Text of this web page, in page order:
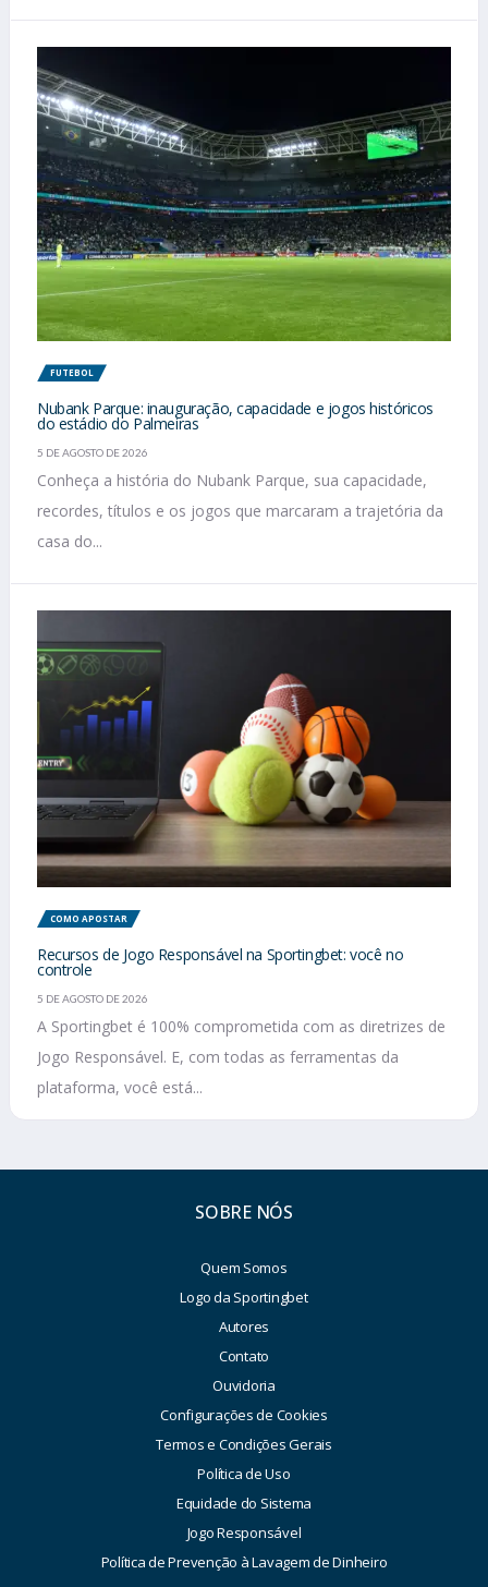
FUTEBOL
Nubank Parque: inauguração, capacidade e jogos históricos
do estádio do Palmeiras
5 DE AGOSTO DE 2026
Conheça a história do Nubank Parque, sua capacidade,
recordes, títulos e os jogos que marcaram a trajetória da
casa do...
COMO APOSTAR
Recursos de Jogo Responsável na Sportingbet: você no
controle
5 DE AGOSTO DE 2026
A Sportingbet é 100% comprometida com as diretrizes de
Jogo Responsável. E, com todas as ferramentas da
plataforma, você está...
SOBRE NÓS
Quem Somos
Logo da Sportingbet
Autores
Contato
Ouvidoria
Configurações de Cookies
Termos e Condições Gerais
Política de Uso
Equidade do Sistema
Jogo Responsável
Política de Prevenção à Lavagem de Dinheiro